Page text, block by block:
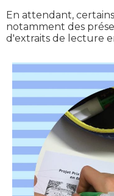
En attendant,
notamment des
d'extraits de lecture